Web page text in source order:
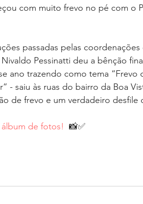
com muito frevo no pé com o
passadas pelas
Pessinatti deu a bênção
ano trazendo como tema “Frevo
- saiu às ruas do bairro da Boa
de frevo e um verdadeiro desfile
de fotos! 📸✅